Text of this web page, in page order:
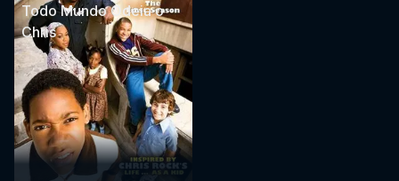
Todo Mundo Odeia o
Chris